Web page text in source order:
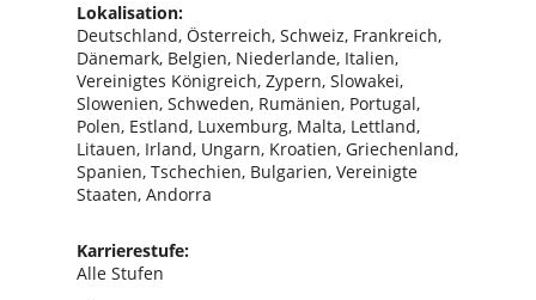
Lokalisation:
Deutschland, Österreich, Schweiz, Frankreich,
Dänemark, Belgien, Niederlande, Italien,
Vereinigtes Königreich, Zypern, Slowakei,
Slowenien, Schweden, Rumänien, Portugal,
Polen, Estland, Luxemburg, Malta, Lettland,
Litauen, Irland, Ungarn, Kroatien, Griechenland,
Spanien, Tschechien, Bulgarien, Vereinigte
Staaten, Andorra
Karrierestufe:
Alle Stufen